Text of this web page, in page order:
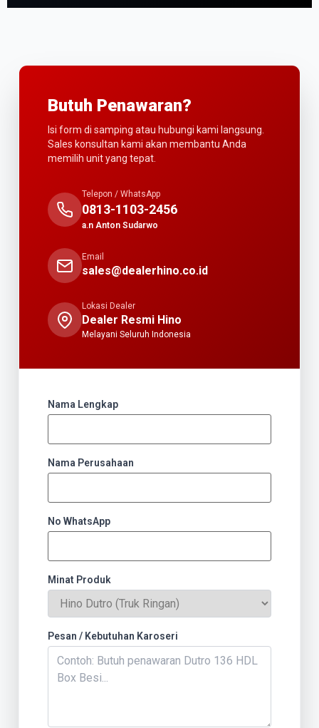
Butuh Penawaran?
Isi form di samping atau hubungi kami langsung.
Sales konsultan kami akan membantu Anda
memilih unit yang tepat.
Telepon / WhatsApp
0813-1103-2456
a.n Anton Sudarwo
Email
sales@dealerhino.co.id
Lokasi Dealer
Dealer Resmi Hino
Melayani Seluruh Indonesia
Nama Lengkap
Nama Perusahaan
No WhatsApp
Minat Produk
Pesan / Kebutuhan Karoseri